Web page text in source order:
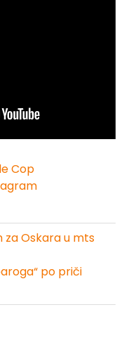
Cop
za Oskara u mts
po priči